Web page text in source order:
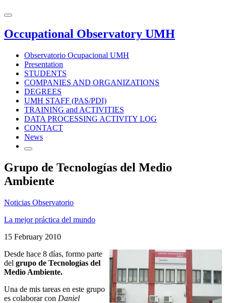
Occupational Observatory UMH
Observatorio Ocupacional UMH
Presentation
STUDENTS
COMPANIES AND ORGANIZATIONS
DEGREES
UMH STAFF (PAS/PDI)
TRAINING and ACTIVITIES
DATA PROCESSING ACTIVITY LOG
CONTACT
News
Grupo de Tecnologías del Medio
Ambiente
Noticias Observatorio
La mejor práctica del mundo
15 February 2010
Desde hace 8 días, formo parte
del grupo de Tecnologías del
Medio Ambiente.
Una de mis tareas en este grupo
es colaborar con Daniel